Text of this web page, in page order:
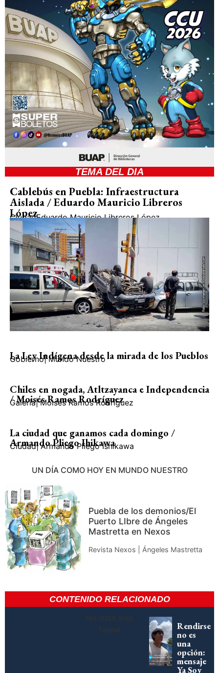
TEMA DEL DIA
Cablebús en Puebla: Infraestructura
Aislada / Eduardo Mauricio Libreros
López
CiudadEduardo Mauricio Libreros López
La Ley Indígena desde la mirada de los Pueblos
Gobierno| Mundo Nuestro
Chiles en nogada, Atltzayanca e Independencia
/ Moisés Ramos Rodríguez
Galería| Moisés Ramos Rodríguez
La ciudad que ganamos cada domingo /
Armando Pliego Ihikawa
Ciudad| Armando Pliego Ishikawa
UN DÍA COMO HOY EN MUNDO NUESTRO
Puebla de los demonios/El
Puerto LIbre de Ángeles
Mastretta en Nexos
Revista Nexos | Ángeles Mastretta
CONTENIDO RELACIONADO
No data was
found
Rendirse
no es
una
opción:
mensaje
Ya Soy